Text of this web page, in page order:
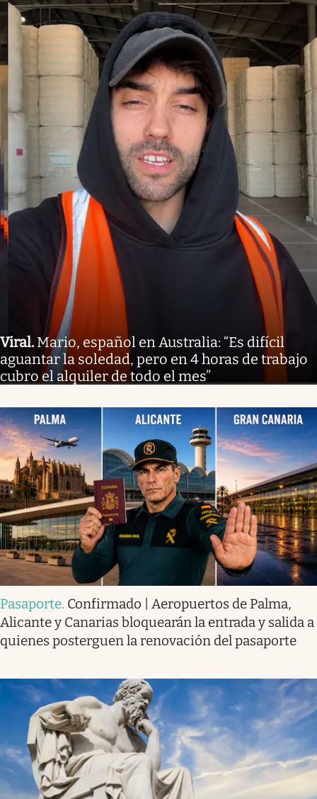
Viral. Mario, español en Australia: “Es difícil
aguantar la soledad, pero en 4 horas de trabajo
cubro el alquiler de todo el mes”
Pasaporte. Confirmado | Aeropuertos de Palma,
Alicante y Canarias bloquearán la entrada y salida a
quienes posterguen la renovación del pasaporte